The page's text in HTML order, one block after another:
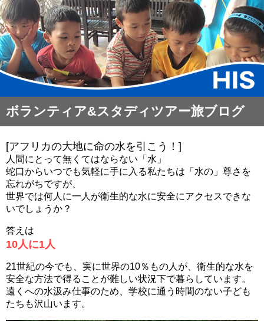
ボランティア&スタディツアー旅ブログ​
[アフリカの大地に命の水を引こう！]
人間にとって無くてはならない「水」
蛇口からいつでも気軽に手に入る私たちは「水の」尊さを
忘れがちですが、
世界では何人に一人が衛生的な水に安全にアクセスできな
いでしょうか？
答えは
10人に1人
21世紀の今でも、実に世界の10％もの人が、衛生的な水を
安全な方法で得ることが難しい状況下で暮らしています。
遠くへの水汲み仕事のため、学校に通う時間のない子ども
たちも沢山います。